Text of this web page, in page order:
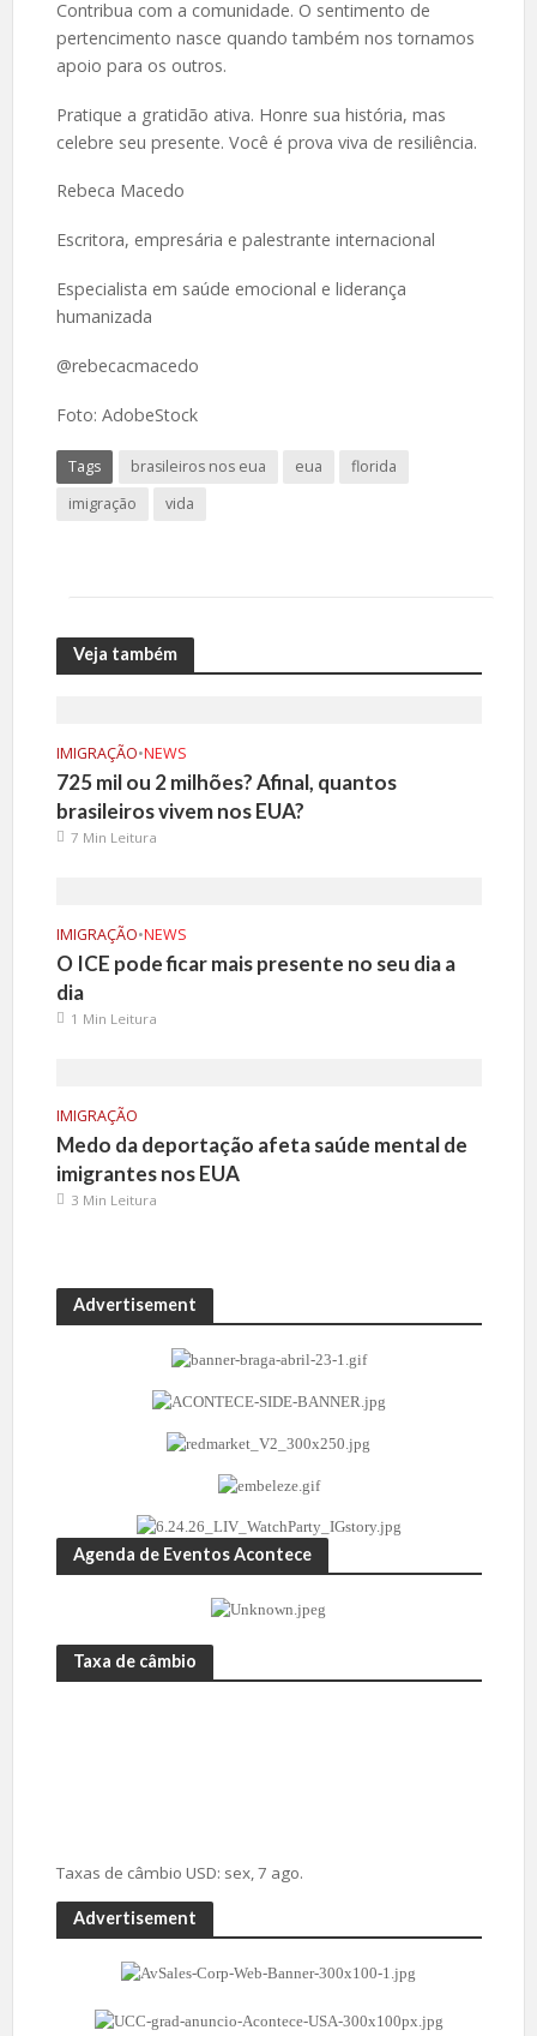
Contribua com a comunidade. O sentimento de
pertencimento nasce quando também nos tornamos
apoio para os outros.
Pratique a gratidão ativa. Honre sua história, mas
celebre seu presente. Você é prova viva de resiliência.
Rebeca Macedo
Escritora, empresária e palestrante internacional
Especialista em saúde emocional e liderança
humanizada
@rebecacmacedo
Foto: AdobeStock
Tags brasileiros nos eua eua
florida
imigração
vida
Veja também
IMIGRAÇÃO•NEWS
725 mil ou 2 milhões? Afinal, quantos
brasileiros vivem nos EUA?
7 Min Leitura
IMIGRAÇÃO•NEWS
O ICE pode ficar mais presente no seu dia a
dia
1 Min Leitura
IMIGRAÇÃO
Medo da deportação afeta saúde mental de
imigrantes nos EUA
3 Min Leitura
Advertisement
Agenda de Eventos Acontece
Taxa de câmbio
Taxas de câmbio USD: sex, 7 ago.
Advertisement